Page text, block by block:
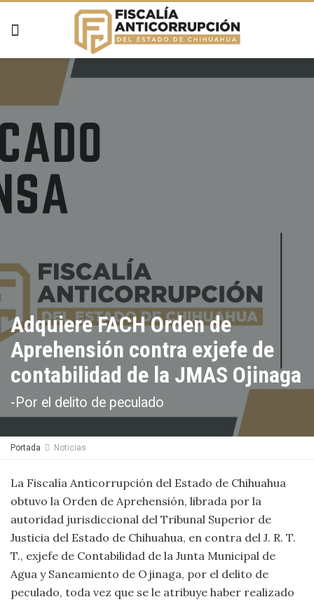
Adquiere FACH Orden de
Aprehensión contra exjefe de
contabilidad de la JMAS Ojinaga
-Por el delito de peculado
Portada Noticias
La Fiscalía Anticorrupción del Estado de Chihuahua
obtuvo la Orden de Aprehensión, librada por la
autoridad jurisdiccional del Tribunal Superior de
Justicia del Estado de Chihuahua, en contra del J. R. T.
T., exjefe de Contabilidad de la Junta Municipal de
Agua y Saneamiento de Ojinaga, por el delito de
peculado, toda vez que se le atribuye haber realizado